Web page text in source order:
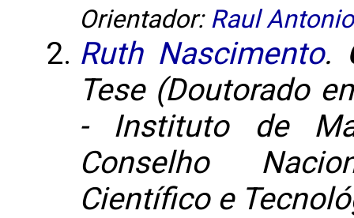
Orientador: Raul
Ruth Nascimento.
Tese (Doutorado
- Instituto de
Conselho
Científico e